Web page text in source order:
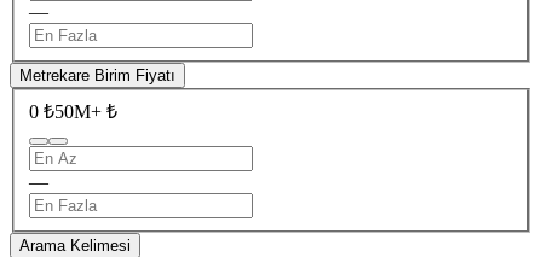
—
Metrekare Birim Fiyatı
0 ₺50M+ ₺
—
Arama Kelimesi